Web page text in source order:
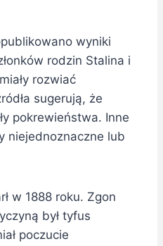
wyniki
rodzin Stalina i
rozwiać
sugerują, że
pokrewieństwa. Inne
niejednoznaczne lub
w 1888 roku. Zgon
był tyfus
poczucie